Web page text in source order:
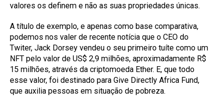
valores os definem e não as suas propriedades únicas.
A título de exemplo, e apenas como base comparativa,
podemos nos valer de recente notícia que o CEO do
Twiter, Jack Dorsey vendeu o seu primeiro tuíte como um
NFT pelo valor de US$ 2,9 milhões, aproximadamente R$
15 milhões, através da criptomoeda Ether. E, que todo
esse valor, foi destinado para Give Directly Africa Fund,
que auxilia pessoas em situação de pobreza.